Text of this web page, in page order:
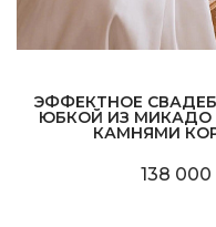
ЭФФЕКТНОЕ
ЮБКОЙ ИЗ
КАМНЯМИ
138 000